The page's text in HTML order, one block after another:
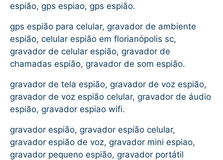
espião, gps espiao, gps espião.
gps espião para celular, gravador de ambiente
espião, celular espião em florianópolis sc,
gravador de celular espião, gravador de
chamadas espião, gravador de som espião.
gravador de tela espião, gravador de voz espião,
gravador de voz espião celular, gravador de áudio
espião, gravador espiao wifi.
gravador espião, gravador espião celular,
gravador espião de voz, gravador mini espiao,
gravador pequeno espião, gravador portátil